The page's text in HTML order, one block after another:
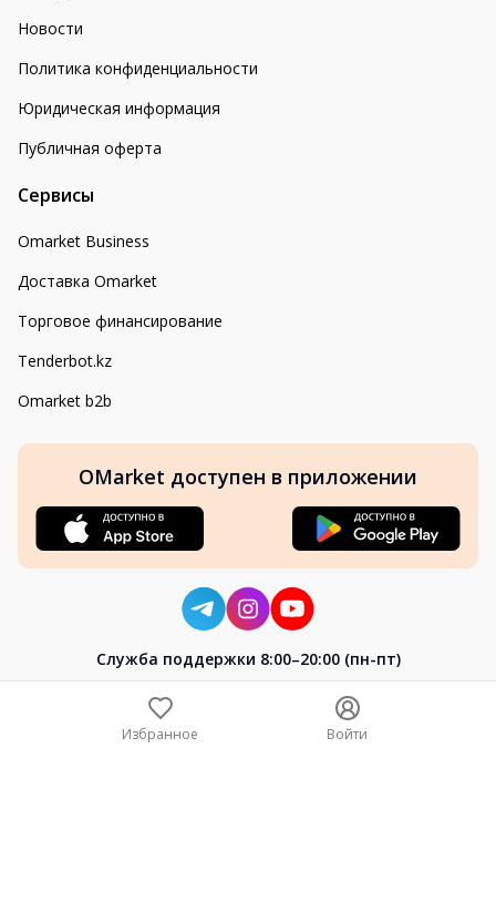
Новости
Политика конфиденциальности
Юридическая информация
Публичная оферта
Сервисы
Omarket Business
Доставка Omarket
Торговое финансирование
Tenderbot.kz
Omarket b2b
OMarket доступен в приложении
Cлужба поддержки 8:00–20:00 (пн-пт)
Избранное Войти